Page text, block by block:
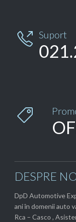
 Suport

DESPRE
DpD Automotive
ani în domenii auto
Rca – Casco ,